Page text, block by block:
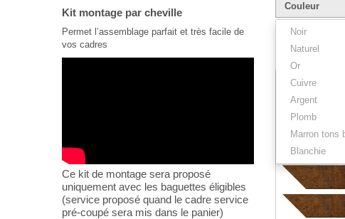
Kit montage par cheville
Permet l’assemblage parfait et très facile de
vos cadres
Ce kit de montage sera proposé
uniquement avec les baguettes éligibles
(service proposé quand le cadre service
pré-coupé sera mis dans le panier)
Couleur
Noir
Naturel
Or
Cuivre
Argent
Plomb
Marron tons
Blanchie
Résultats 1 - 12